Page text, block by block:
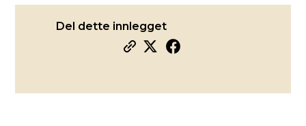
Del dette innlegget